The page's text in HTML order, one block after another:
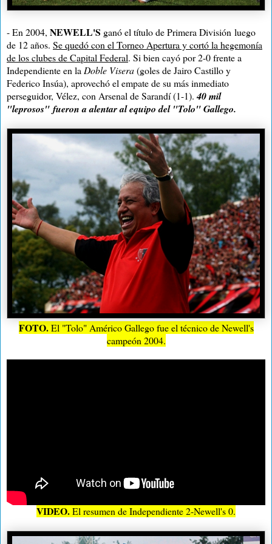
- En 2004, NEWELL'S ganó el título de Primera División luego
de 12 años. Se quedó con el Torneo Apertura y cortó la hegemonía
de los clubes de Capital Federal. Si bien cayó por2-0 frente a
Independiente en la Doble Visera(goles de Jairo Castillo y
Federico Insúa), aprovechó el empate de su más inmediato
perseguidor, Vélez, con Arsenal de Sarandí (1-1).40 mil
"leprosos" fueron a alentar al equipo del "Tolo" Gallego.
FOTO.El "Tolo" Américo Gallego fue el técnico de Newell's
campeón 2004.
VIDEO.El resumen de Independiente 2-Newell's 0.